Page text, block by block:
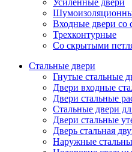
Усиленные двери
Входные двери со
Трехконтурные
Со скрытыми
Стальные двери
Гнутые стальные
Двери входные
Двери стальные
Стальные двери
Двери стальные
Дверь стальная
Наружные